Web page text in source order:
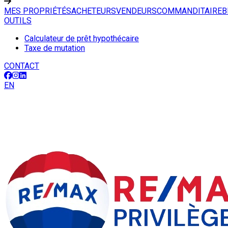
MES PROPRIÉTÉSACHETEURSVENDEURSCOMMANDITAIRE
OUTILS
Calculateur de prêt hypothécaire
Taxe de mutation
CONTACT
EN